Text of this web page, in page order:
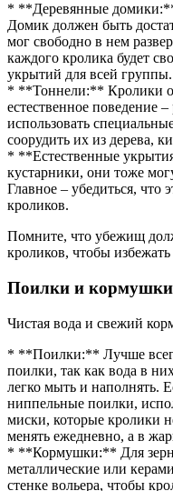
* **Деревянные
Домик должен быть
мог свободно в нем
каждого кролика будет
укрытий для всей группы.
* **Тоннели:** Кролики
естественное поведение
использовать
соорудить их из дерева,
* **Естественные
кустарники, они тоже
Главное – убедиться, что
кроликов.
Помните, что убежищ
кроликов, чтобы
Поилки и кормушки
Чистая вода и свежий
* **Поилки:** Лучше
поилки, так как вода в
легко мыть и наполнять.
ниппельные поилки,
миски, которые кролики
менять ежедневно, а в
* **Кормушки:** Для
металлические или
стенке вольера, чтобы